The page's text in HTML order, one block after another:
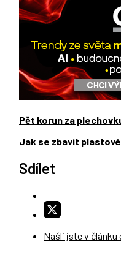
Pět korun za
Jak se zbavit
Sdílet
Našli jste v článku